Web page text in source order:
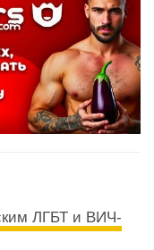
ЛГБТ и ВИЧ-